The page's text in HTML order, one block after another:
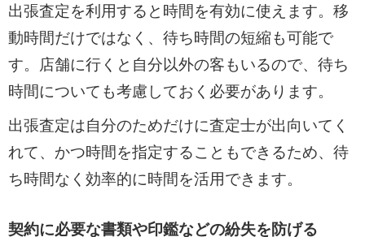
出張査定を利用すると時間を有効に使えます。移
動時間だけではなく、待ち時間の短縮も可能で
す。店舗に行くと自分以外の客もいるので、待ち
時間についても考慮しておく必要があります。
出張査定は自分のためだけに査定士が出向いてく
れて、かつ時間を指定することもできるため、待
ち時間なく効率的に時間を活用できます。
契約に必要な書類や印鑑などの紛失を防げる